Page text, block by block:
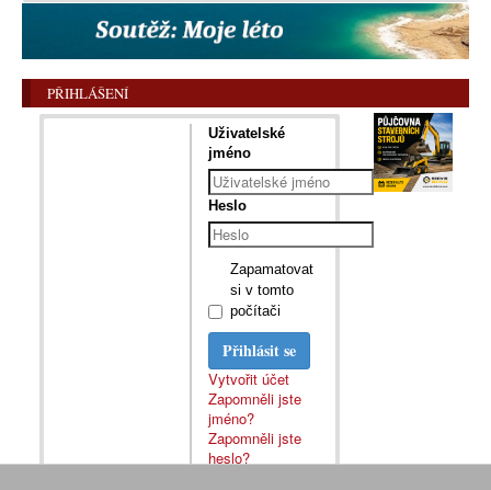
PŘIHLÁŠENÍ
Uživatelské
jméno
Heslo
Zapamatovat
si v tomto
počítači
Přihlásit se
Vytvořit účet
Zapomněli jste
jméno?
Zapomněli jste
heslo?